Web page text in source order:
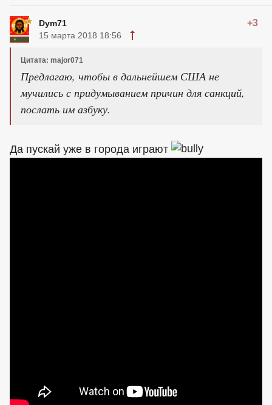
Dym71 +3
15 марта 2018 18:56
Цитата: major071
Предлагаю, чтобы в дальнейшем США не
мучились с придумыванием причин для санкций,
послать им азбуку.
Да пускай уже в города играют